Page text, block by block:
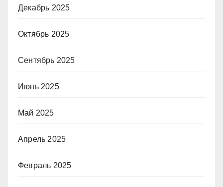
Декабрь 2025
Октябрь 2025
Сентябрь 2025
Июнь 2025
Май 2025
Апрель 2025
Февраль 2025